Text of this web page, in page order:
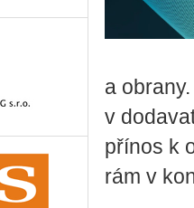
a
v
pří­nos k
rám v